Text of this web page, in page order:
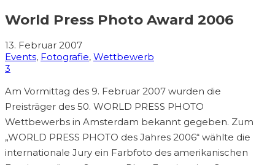
World Press Photo Award 2006
13. Februar 2007
Events, Fotografie, Wettbewerb
3
Am Vormittag des 9. Februar 2007 wurden die
Preisträger des 50. WORLD PRESS PHOTO
Wettbewerbs in Amsterdam bekannt gegeben. Zum
„WORLD PRESS PHOTO des Jahres 2006“ wählte die
internationale Jury ein Farbfoto des amerikanischen